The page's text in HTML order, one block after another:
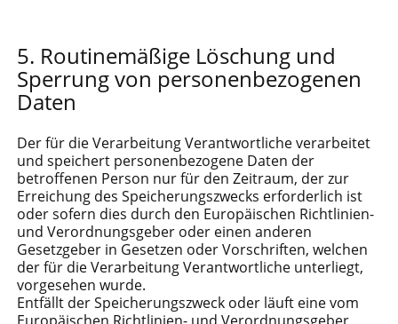
Routinemäßige Löschung und
Sperrung von personenbezogenen
Daten
Der für die Verarbeitung Verantwortliche verarbeitet
und speichert personenbezogene Daten der
betroffenen Person nur für den Zeitraum, der zur
Erreichung des Speicherungszwecks erforderlich ist
oder sofern dies durch den Europäischen Richtlinien-
und Verordnungsgeber oder einen anderen
Gesetzgeber in Gesetzen oder Vorschriften, welchen
der für die Verarbeitung Verantwortliche unterliegt,
vorgesehen wurde.
Entfällt der Speicherungszweck oder läuft eine vom